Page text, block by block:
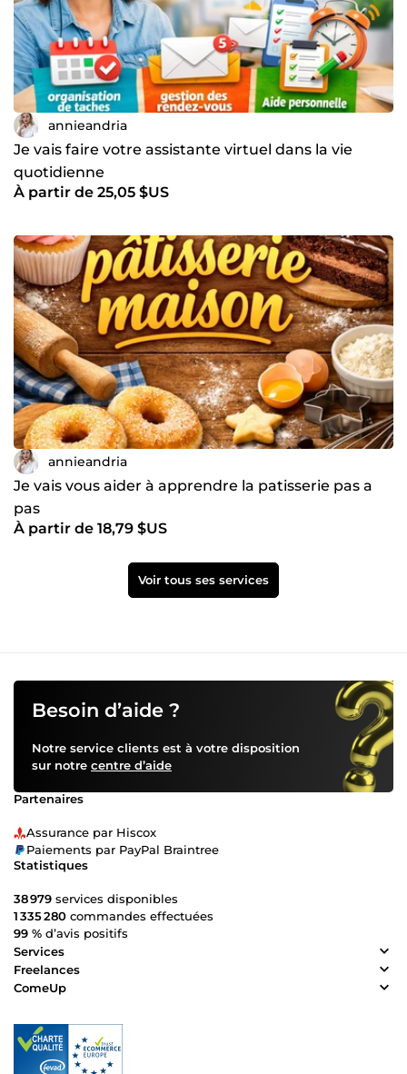
annieandria
Je vais faire votre assistante virtuel dans la vie
quotidienne
À partir de 25,05 $US
annieandria
Je vais vous aider à apprendre la patisserie pas a
pas
À partir de 18,79 $US
Voir tous ses services
Besoin d’aide ?
Notre service clients est à votre disposition
sur notre centre d’aide
Partenaires
Assurance par Hiscox
Paiements par PayPal Braintree
Statistiques
38 979 services disponibles
1 335 280 commandes effectuées
99 % d’avis positifs
Services
Freelances
ComeUp